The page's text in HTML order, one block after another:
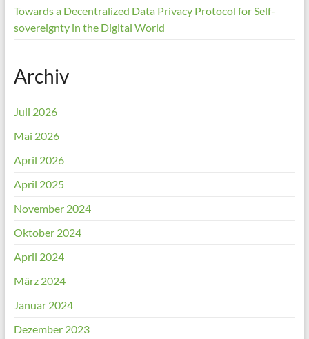
Towards a Decentralized Data Privacy Protocol for Self-
sovereignty in the Digital World
Archiv
Juli 2026
Mai 2026
April 2026
April 2025
November 2024
Oktober 2024
April 2024
März 2024
Januar 2024
Dezember 2023